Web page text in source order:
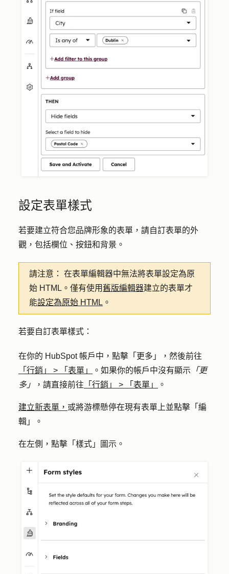
設定表單樣式
若要建立符合您品牌形象的表單，請自訂表單的外
觀，包括欄位、按鈕和背景。
請注意： 在表單編輯器中無法將表單設定為原
始 HTML。僅有使用 舊版編輯器建立的表單才
能設定為原始 HTML 。
若要自訂表單樣式：
在你的 HubSpot 帳戶中，點擊 「更多」
，然後前往
「行銷」
> 「表單」 。如果你的帳戶中沒有顯示 「更
多」
，請直接前往 「行銷」 > 「表單」 。
建立新表單， 或將游標懸停在現有表單上並點擊「 編
輯」。
在左側，點擊「 樣式」圖示 。